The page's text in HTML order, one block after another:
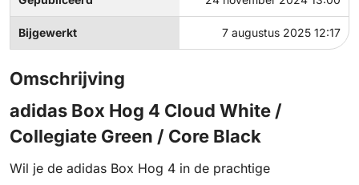
Bijgewerkt 7 augustus 2025 12:17
Omschrijving
adidas Box Hog 4 Cloud White /
Collegiate Green / Core Black
Wil je de adidas Box Hog 4 in de prachtige